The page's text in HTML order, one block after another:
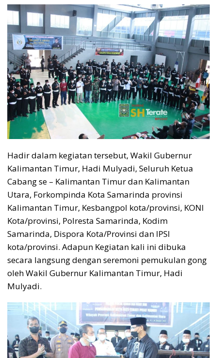
Hadir dalam kegiatan tersebut, Wakil Gubernur
Kalimantan Timur, Hadi Mulyadi, Seluruh Ketua
Cabang se – Kalimantan Timur dan Kalimantan
Utara, Forkompinda Kota Samarinda provinsi
Kalimantan Timur, Kesbangpol kota/provinsi, KONI
Kota/provinsi, Polresta Samarinda, Kodim
Samarinda, Dispora Kota/Provinsi dan IPSI
kota/provinsi. Adapun Kegiatan kali ini dibuka
secara langsung dengan seremoni pemukulan gong
oleh Wakil Gubernur Kalimantan Timur, Hadi
Mulyadi.